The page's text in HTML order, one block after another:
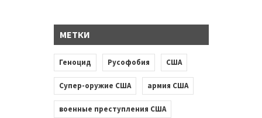
МЕТКИ
Геноцид Русофобия США
Супер-оружие США армия США
военные преступления США